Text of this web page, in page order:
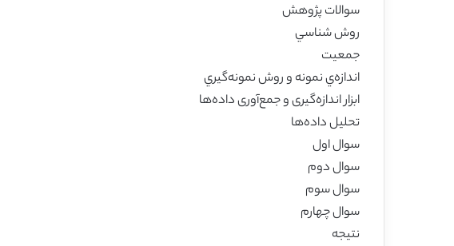
سوالات پژوهش
روش شناسي
جمعیت
اندازه‌ي نمونه و روش نمونه‌گیري
ابزار اندازه‌گیری و جمع‌آوری داده‌ها
تحلیل داده‌ها
سوال اول
سوال دوم
سوال سوم
سوال چهارم
نتیجه